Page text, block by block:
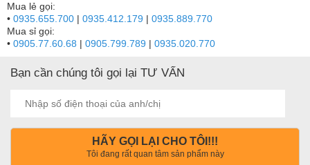
Mua lẻ gọi:
• 0935.655.700 | 0935.412.179 | 0935.889.770
Mua sỉ gọi:
• 0905.77.60.68 | 0905.799.789 | 0935.020.770
Bạn cần chúng tôi gọi lại TƯ VẤN
HÃY GỌI LẠI CHO TÔI!!!
Tôi đang rất quan tâm sản phẩm này